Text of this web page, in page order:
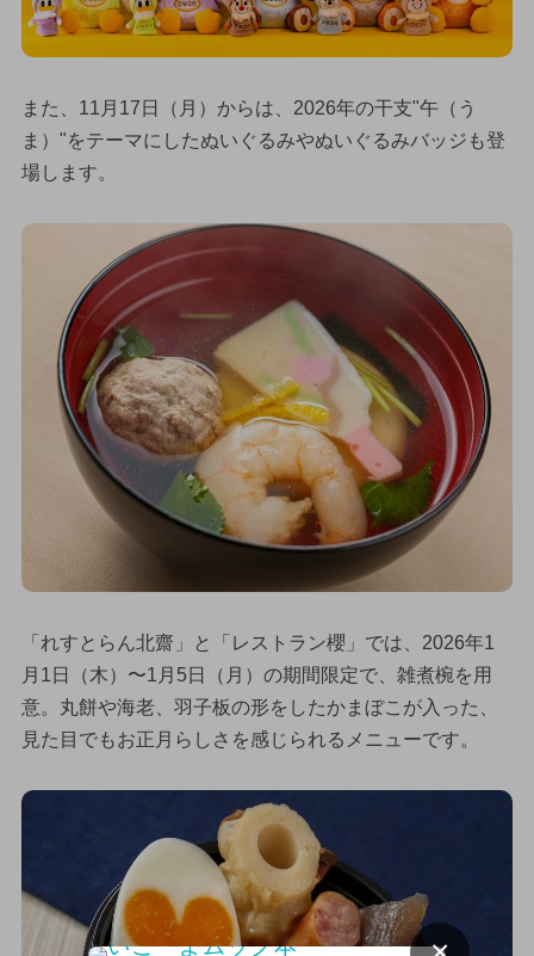
また、11月17日（月）からは、2026年の干支"午（う
ま）"をテーマにしたぬいぐるみやぬいぐるみバッジも登
場します。
「れすとらん北齋」と「レストラン櫻」では、2026年1
月1日（木）〜1月5日（月）の期間限定で、雑煮椀を用
意。丸餅や海老、羽子板の形をしたかまぼこが入った、
見た目でもお正月らしさを感じられるメニューです。